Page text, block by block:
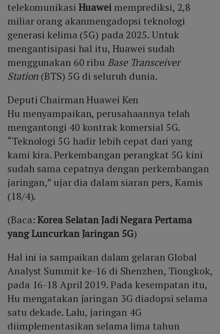
telekomunikasi Huaweimemprediksi, 2,8
miliar orang akanmengadopsi teknologi
generasi kelima (5G) pada 2025. Untuk
mengantisipasi hal itu, Huawei sudah
menggunakan 60 ribu Base Transceiver
Station (BTS) 5G di seluruh dunia.
Deputi Chairman Huawei Ken
Hu menyampaikan, perusahaannya telah
mengantongi 40 kontrak komersial 5G.
“Teknologi 5G hadir lebih cepat dari yang
kami kira. Perkembangan perangkat 5G kini
sudah sama cepatnya dengan perkembangan
jaringan,” ujar dia dalam siaran pers, Kamis
(18/4).
(Baca:Korea Selatan Jadi Negara Pertama
yang Luncurkan Jaringan 5G)
Hal ini ia sampaikan dalam gelaran Global
Analyst Summit ke-16 di Shenzhen, Tiongkok,
pada 16-18 April 2019. Pada kesempatan itu,
Hu mengatakan jaringan 3G diadopsi selama
satu dekade. Lalu, jaringan 4G
diimplementasikan selama lima tahun